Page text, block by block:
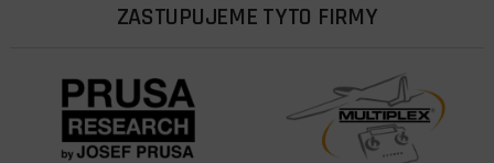
ZASTUPUJEME TYTO FIRMY